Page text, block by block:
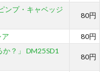
ンプ・キャベッジ
80円
ア 80円
？」 DM25SD1
80円